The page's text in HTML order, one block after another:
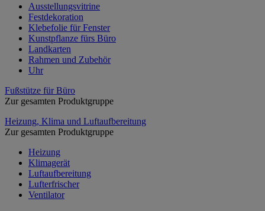
Ausstellungsvitrine
Festdekoration
Klebefolie für Fenster
Kunstpflanze fürs Büro
Landkarten
Rahmen und Zubehör
Uhr
Fußstütze für Büro
Zur gesamten Produktgruppe
Heizung, Klima und Luftaufbereitung
Zur gesamten Produktgruppe
Heizung
Klimagerät
Luftaufbereitung
Lufterfrischer
Ventilator